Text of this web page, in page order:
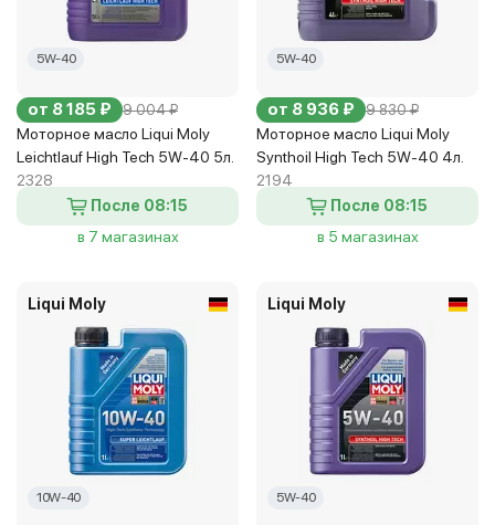
5W-40
от 8 185 ₽ 9 004 ₽
Моторное масло Liqui Moly
Leichtlauf High Tech 5W-40 5л.
2328
После 08:15
в 7 магазинах
5W-40
от 8 936 ₽ 9 830 ₽
Моторное масло Liqui Moly
Synthoil High Tech 5W-40 4л.
2194
После 08:15
в 5 магазинах
Liqui Moly
10W-40
Liqui Moly
5W-40